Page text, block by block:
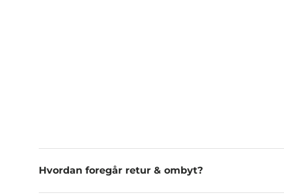
Hvordan foregår retur & ombyt?